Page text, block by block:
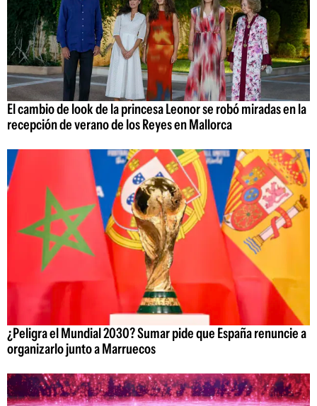
El cambio de look de la princesa Leonor se robó miradas en la
recepción de verano de los Reyes en Mallorca
¿Peligra el Mundial 2030? Sumar pide que España renuncie a
organizarlo junto a Marruecos